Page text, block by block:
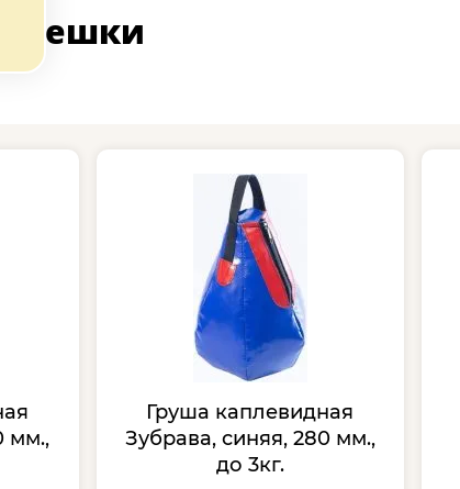
мешки
мм.,
Груша каплевидная
Зубрава, синяя, 280 мм.,
до 3кг.